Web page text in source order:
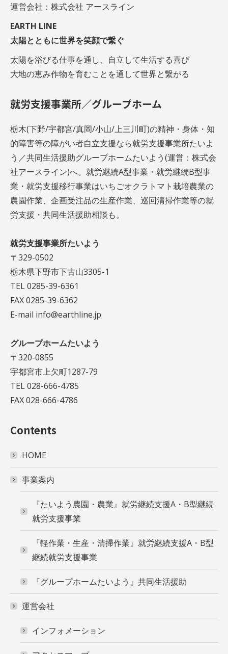
運営会社：株式会社 アースライン
EARTH LINE
太陽とともに世界を笑顔で繋ぐ
太陽を浴びる仕事を通し、自立して生活する喜び
大地の恵み作物を育むことを通して世界と繋がる
就労支援事業所／グループホーム
栃木(下野/宇都宮/真岡/小山/上三川町)の精神・身体・知
的障害等の障がい者自立支援なら就労支援事業所たいよ
う／共同生活援助グループホームたいよう(運営：株式会
社アースライン)へ。就労継続A型事業・就労継続B型事
業・就労支援移行事業はいちごオクラトマト栽培農業の
農園作業、企画受注品の生産作業、巡回清掃作業等の就
労支援・共同生活援助相談も。
就労支援事業所たいよう
〒329-0502
栃木県下野市下古山3305-1
TEL 0285-39-6361
FAX 0285-39-6362
E-mail info@earthline.jp
グループホームたいよう
〒320-0855
宇都宮市上欠町1287-79
TEL 028-666-4785
FAX 028-666-4786
Contents
HOME
事業案内
『たいよう農園・農業』就労継続支援A・B型継続
就労支援事業
『軽作業・生産・清掃作業』就労継続支援A・B型
継続就労支援事業
『グループホームたいよう』共同生活援助
運営会社
インフォメーション